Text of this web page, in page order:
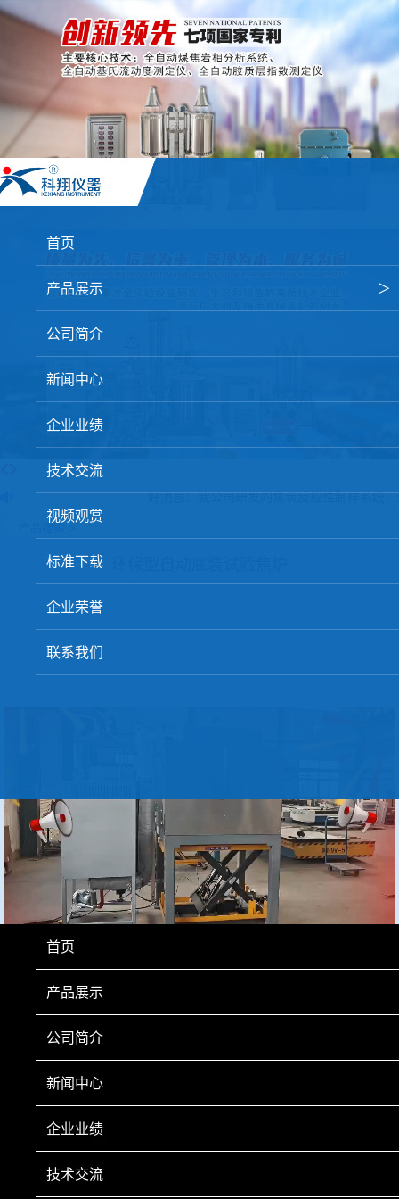
首页
产品展示 ＞
焦炭高温性能检测系统
球团矿/烧结矿/块矿高温冶金性能检测系统
高炉配吹煤检测设备
冶金渣、保护渣等高温物性检测设备
冶金石灰活性度测定仪
矿石、焦炭物理检测及制样设备
公司简介
新闻中心
企业业绩
技术交流
视频观赏
标准下载
企业荣誉
联系我们
好消息：我公司研发的焦炭反应性制样系统
产品搜索 >
上一页
首页
产品展示
公司简介
新闻中心
企业业绩
技术交流